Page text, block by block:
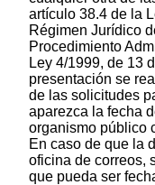
artículo 38.4 de la
Régimen Jurídico
Procedimiento
Ley 4/1999, de 13
presentación se
de las solicitudes
aparezca la fecha
organismo público
En caso de que la
oficina de correos,
que pueda ser